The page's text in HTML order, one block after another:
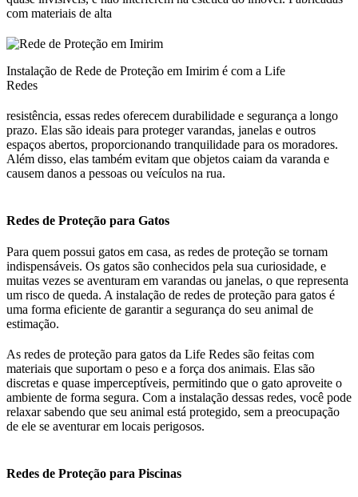
com materiais de alta
Instalação de Rede de Proteção em Imirim é com a Life
Redes
resistência, essas redes oferecem durabilidade e segurança a longo
prazo. Elas são ideais para proteger varandas, janelas e outros
espaços abertos, proporcionando tranquilidade para os moradores.
Além disso, elas também evitam que objetos caiam da varanda e
causem danos a pessoas ou veículos na rua.
Redes de Proteção para Gatos
Para quem possui gatos em casa, as redes de proteção se tornam
indispensáveis. Os gatos são conhecidos pela sua curiosidade, e
muitas vezes se aventuram em varandas ou janelas, o que representa
um risco de queda. A instalação de redes de proteção para gatos é
uma forma eficiente de garantir a segurança do seu animal de
estimação.
As redes de proteção para gatos da Life Redes são feitas com
materiais que suportam o peso e a força dos animais. Elas são
discretas e quase imperceptíveis, permitindo que o gato aproveite o
ambiente de forma segura. Com a instalação dessas redes, você pode
relaxar sabendo que seu animal está protegido, sem a preocupação
de ele se aventurar em locais perigosos.
Redes de Proteção para Piscinas